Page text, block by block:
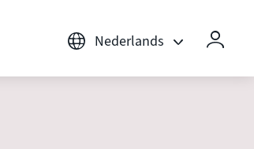
Nederlands